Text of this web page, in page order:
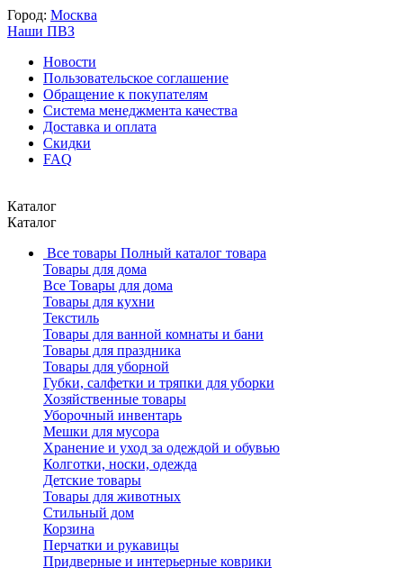
Город: Москва
Наши ПВЗ
Новости
Пользовательское соглашение
Обращение к покупателям
Система менеджмента качества
Доставка и оплата
Скидки
FAQ
Каталог
Каталог
Все товары Полный каталог товара
Товары для дома
Все Товары для дома
Товары для кухни
Текстиль
Товары для ванной комнаты и бани
Товары для праздника
Товары для уборной
Губки, салфетки и тряпки для уборки
Хозяйственные товары
Уборочный инвентарь
Мешки для мусора
Хранение и уход за одеждой и обувью
Колготки, носки, одежда
Детские товары
Товары для животных
Стильный дом
Корзина
Перчатки и рукавицы
Придверные и интерьерные коврики